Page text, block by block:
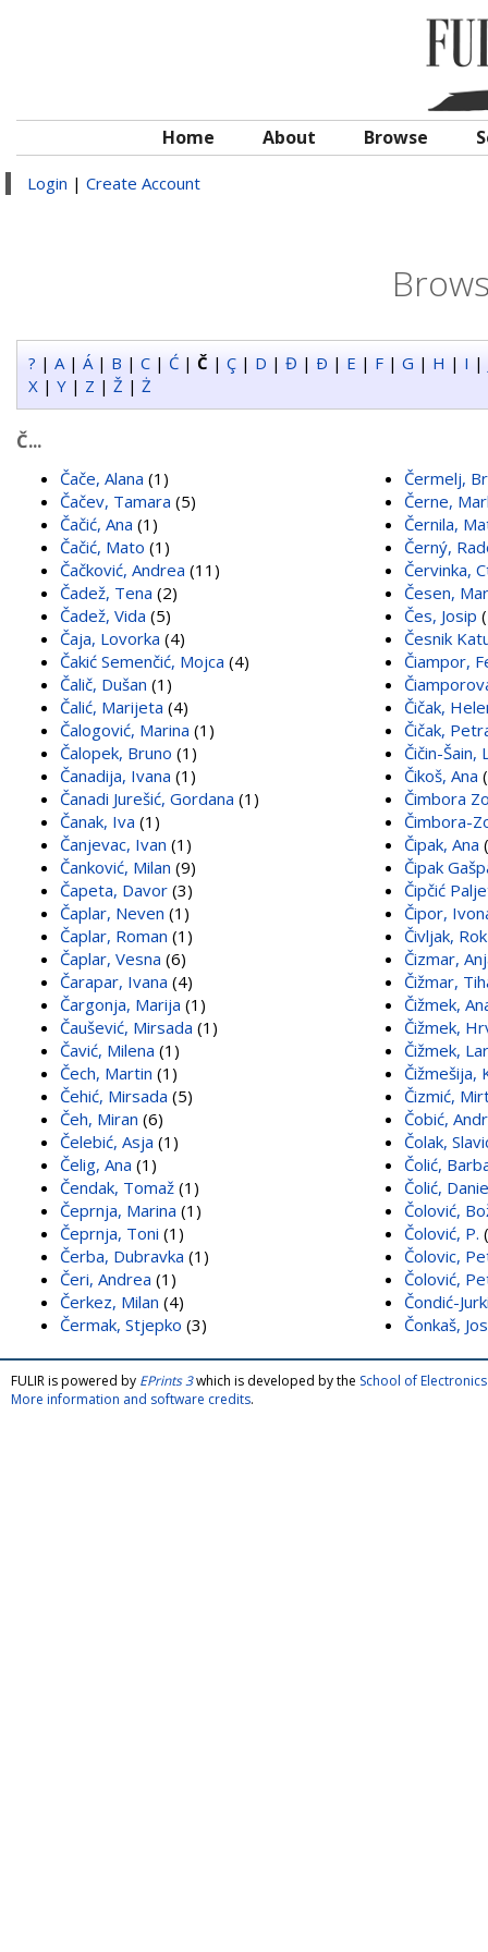
Home About Browse
Login | Create Account
? | A| Á| B | C | Ć | Č | Ç | D | Đ | Ð | E | F | G | H | I |
X | Y | Z | Ž | Ż
Č...
Čače, Alana (1)
Čačev, Tamara (5)
Čačić, Ana (1)
Čačić, Mato (1)
Čačković, Andrea (11)
Čadež, Tena (2)
Čadež, Vida (5)
Čaja, Lovorka (4)
Čakić Semenčić, Mojca (4)
Čalič, Dušan (1)
Čalić, Marijeta (4)
Čalogović, Marina (1)
Čalopek, Bruno (1)
Čanadija, Ivana (1)
Čanadi Jurešić, Gordana (1)
Čanak, Iva (1)
Čanjevac, Ivan (1)
Čanković, Milan (9)
Čapeta, Davor (3)
Čaplar, Neven (1)
Čaplar, Roman (1)
Čaplar, Vesna (6)
Čarapar, Ivana (4)
Čargonja, Marija (1)
Čaušević, Mirsada (1)
Čavić, Milena (1)
Čech, Martin (1)
Čehić, Mirsada (5)
Čeh, Miran (6)
Čelebić, Asja (1)
Čelig, Ana (1)
Čendak, Tomaž (1)
Čeprnja, Marina (1)
Čeprnja, Toni (1)
Čerba, Dubravka (1)
Čeri, Andrea (1)
Čerkez, Milan (4)
Čermak, Stjepko (3)
Čermelj,
Černe,
Černila,
Černý,
Červinka,
Česen,
Čes, Josip
Česnik
Čiampor,
Čičak,
Čičak,
Čičin-Šain,
Čikoš, Ana
Čimbora
Čimbora-
Čipak, Ana
Čipak
Čipčić
Čipor,
Čivljak, Rok
Čizmar,
Čižmar,
Čižmek,
Čižmek,
Čižmek,
Čižmešija,
Čizmić,
Čobić,
Čolak,
Čolić,
Čolić,
Čolović,
Čolović, P.
Čolovic,
Čolović,
Čondić-
Čonkaš,
FULIR is powered by EPrints 3which is developed by the School of
More information and software credits.